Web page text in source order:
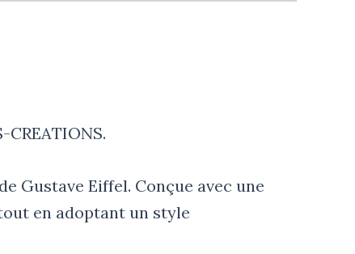
Gustave Eiffel. Conçue avec une
en adoptant un style